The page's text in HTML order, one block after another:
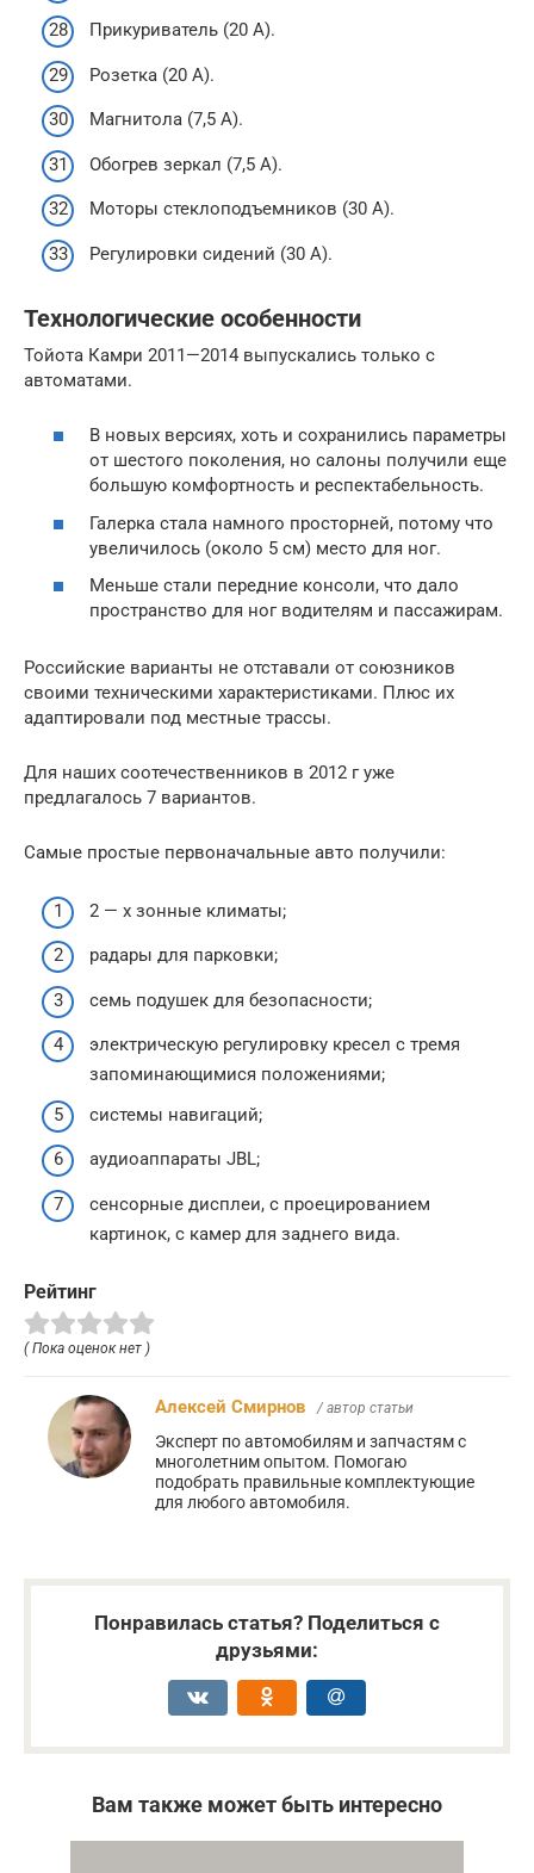
Прикуриватель (20 А).
Розетка (20 А).
Магнитола (7,5 А).
Обогрев зеркал (7,5 А).
Моторы стеклоподъемников (30 А).
Регулировки сидений (30 А).
Технологические особенности
Тойота Камри 2011—2014 выпускались только с
автоматами.
В новых версиях, хоть и сохранились параметры
от шестого поколения, но салоны получили еще
большую комфортность и респектабельность.
Галерка стала намного просторней, потому что
увеличилось (около 5 см) место для ног.
Меньше стали передние консоли, что дало
пространство для ног водителям и пассажирам.
Российские варианты не отставали от союзников
своими техническими характеристиками. Плюс их
адаптировали под местные трассы.
Для наших соотечественников в 2012 г уже
предлагалось 7 вариантов.
Самые простые первоначальные авто получили:
2 — х зонные климаты;
радары для парковки;
семь подушек для безопасности;
электрическую регулировку кресел с тремя
запоминающимися положениями;
системы навигаций;
аудиоаппараты JBL;
сенсорные дисплеи, с проецированием
картинок, с камер для заднего вида.
Рейтинг
( Пока оценок нет )
Алексей Смирнов / автор статьи
Эксперт по автомобилям и запчастям с
многолетним опытом. Помогаю
подобрать правильные комплектующие
для любого автомобиля.
Понравилась статья? Поделиться с
друзьями:
Вам также может быть интересно